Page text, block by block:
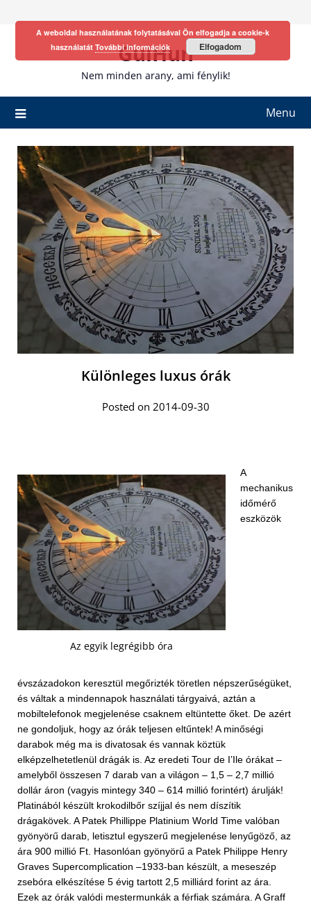
GulHun
Nem minden arany, ami fénylik!
Menu
Különleges luxus órák
Posted on 2014-09-30
Az egyik legrégibb óra
A
mechanikus
időmérő
eszközök
évszázadokon keresztül megőrizték töretlen népszerűségüket,
és váltak a mindennapok használati tárgyaivá, aztán a
mobiltelefonok megjelenése csaknem eltüntette őket. De azért
ne gondoljuk, hogy az órák teljesen eltűntek! A minőségi
darabok még ma is divatosak és vannak köztük
elképzelhetetlenül drágák is. Az eredeti Tour de I’Ile órákat –
amelyből összesen 7 darab van a világon – 1,5 – 2,7 millió
dollár áron (vagyis mintegy 340 – 614 millió forintért) árulják!
Platinából készült krokodilbőr szíjjal és nem díszítik
drágakövek. A Patek Phillippe Platinium World Time valóban
gyönyörű darab, letisztul egyszerű megjelenése lenyűgöző, az
ára 900 millió Ft. Hasonlóan gyönyörű a Patek Philippe Henry
Graves Supercomplication –1933-ban készült, a meseszép
zsebóra elkészítése 5 évig tartott 2,5 milliárd forint az ára.
Ezek az órák valódi mestermunkák a férfiak számára. A Graff
A weboldal használatának folytatásával Ön elfogadja a cookie-k
használatát További információk Elfogadom